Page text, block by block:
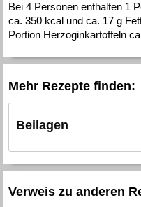
Bei 4 Personen enthalten 1
ca. 350 kcal und ca. 17 g
Portion Herzoginkartoffeln
Mehr Rezepte finden:
Beilagen
Verweis zu anderen